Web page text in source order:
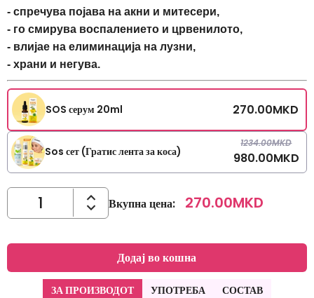
- спречува појава на акни и митесери,
- го смирува воспалението и црвенилото,
- влијае на елиминација на лузни,
- храни и негува.
SOS серум 20ml 270.00MKD
Sos сет (Гратис лента за коса)
1234.00MKD
980.00MKD
Вкупна цена: 270.00MKD
Додај во кошна
ЗА ПРОИЗВОДОТ УПОТРЕБА СОСТАВ